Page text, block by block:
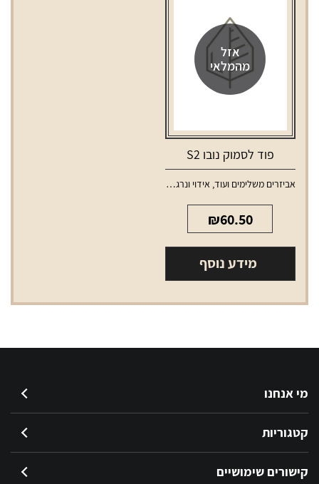
פילטר אזל
מהמלאי
פוד לסמוק נובו S2
אביזרים משלימים ועוד, אידוי ונרגילות
₪60.50
מידע נוסף
מי אנחנו
קטגוריות
קישורים שימושיים